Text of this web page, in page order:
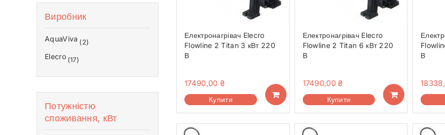
Аквафітнес і відпочинок на воді
Запчастини
Без категорії
Електронагрівач Elecro
Flowline 2 Titan 3 кВт 220
В
17490,00 ₴
Купити
Електронагрівач Elecro
Flowline 2 Titan 6 кВт 220
В
17490,00₴
Купити
В
Виробник
AquaViva (2)
Elecro (17)
Потужністю
споживання, кВт